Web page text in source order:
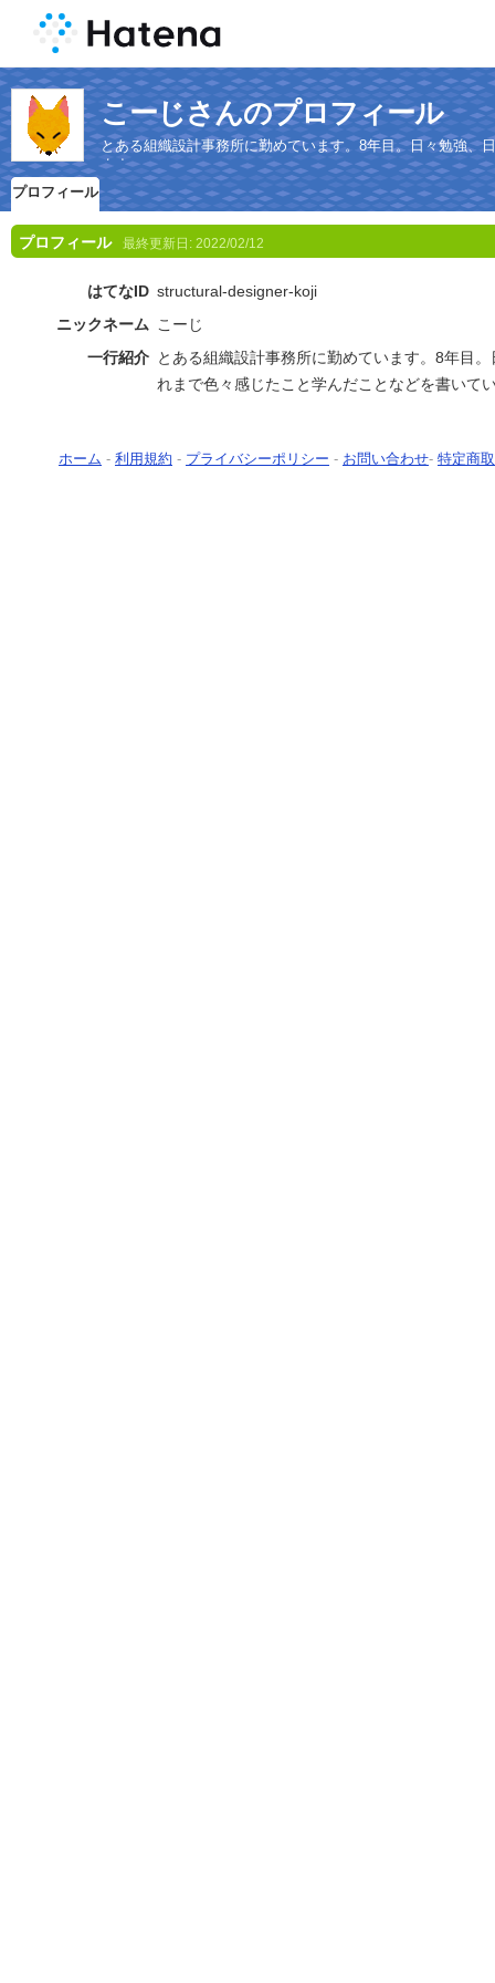
こーじさんのプロフィール
とある組織設計事務所に勤めています。8年目。日々勉強、
ます。
プロフィール
プロフィール 最終更新日: 2022/02/12
はてなID structural-designer-koji
ニックネーム こーじ
一行紹介 とある組織設計事務所に勤めています。8年目
れまで色々感じたこと学んだことなどを書いて
ホーム - 利用規約 - プライバシーポリシー - お問い合わせ- 特定商